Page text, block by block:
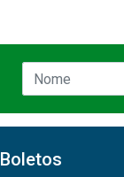
Boletos